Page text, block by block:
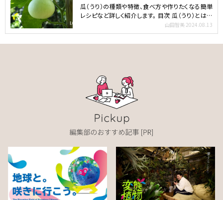
瓜（うり）の種類や特徴、食べ方や作りたくなる簡単
レシピなど詳しく紹介します。 目次 瓜（うり）とは｜
山田智美 2024.08.13